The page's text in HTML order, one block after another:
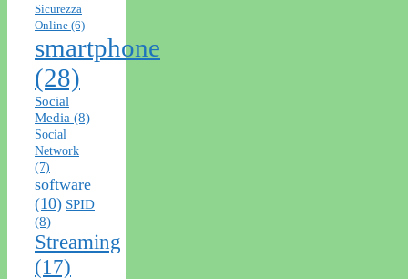
Sicurezza
Online (6)
smartphone
(28)
Social
Media (8)
Social
Network
(7)
software
(10) SPID
(8)
Streaming
(17)